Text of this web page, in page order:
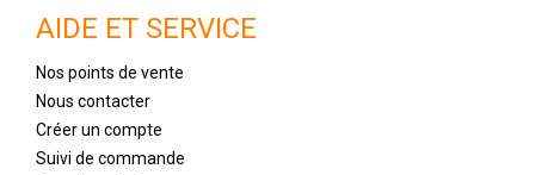
AIDE ET SERVICE
Nos points de vente
Nous contacter
Créer un compte
Suivi de commande